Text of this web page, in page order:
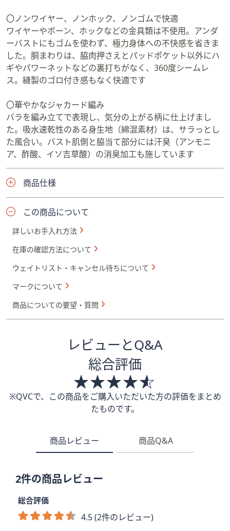
〇ノンワイヤー、ノンホック、ノンゴムで快適
ワイヤーやボーン、ホックなどの金具類は不使用。アンダ
ーバストにもゴムを使わず、極力身体への不快感を省きま
した。胴まわりは、脇肉押さえとパッドポケット以外にハ
ギやパワーネットなどの裏打ちがなく、360度シームレ
ス。縫製のゴロ付き感もなく快適です
〇華やかなジャカード編み
バラを編み立てで表現し、気分の上がる柄に仕上げまし
た。吸水速乾性のある身生地（綿混素材）は、サラっとし
た風合い。バスト肌側と脇当て部分には汗臭（アンモニ
ア、酢酸、イソ吉草酸）の消臭加工も施しています
商品仕様
この商品について
詳しいお手入れ方法
在庫の確認方法について
ウェイトリスト・キャンセル待ちについて
マークについて
商品についての要望・質問
レビューとQ&A
総合評価
※QVCで、この商品をご購入いただいた方の評価をまとめ
たものです。
商品レビュー 商品Q&A
2件の商品レビュー
総合評価
4.5 (2件のレビュー)